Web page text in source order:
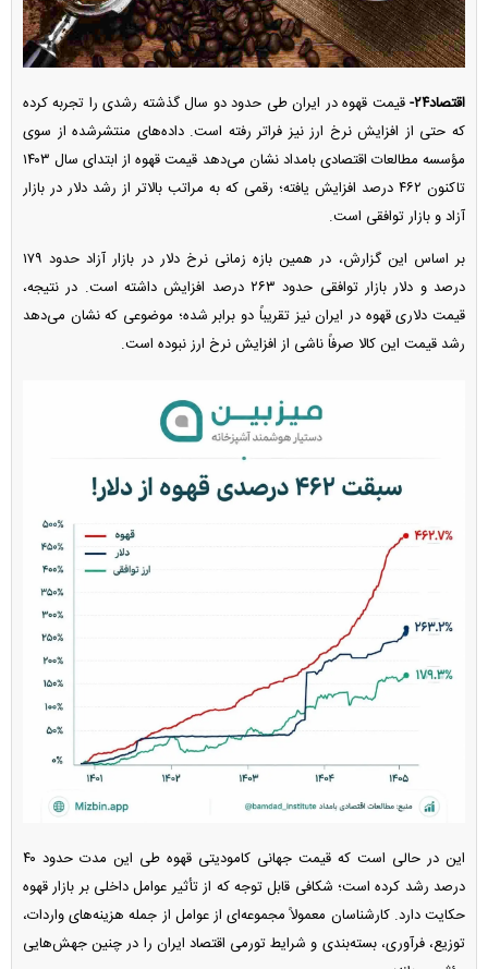
اقتصاد۲۴-
قیمت قهوه در ایران طی حدود دو سال گذشته رشدی را تجربه کرده
که حتی از افزایش نرخ ارز نیز فراتر رفته است. داده‌های منتشرشده از سوی
مؤسسه مطالعات اقتصادی بامداد نشان می‌دهد قیمت قهوه از ابتدای سال ۱۴۰۳
تاکنون ۴۶۲ درصد افزایش یافته؛ رقمی که به مراتب بالاتر از رشد دلار در بازار
آزاد و بازار توافقی است.
بر اساس این گزارش، در همین بازه زمانی نرخ دلار در بازار آزاد حدود ۱۷۹
درصد و دلار بازار توافقی حدود ۲۶۳ درصد افزایش داشته است. در نتیجه،
قیمت دلاری قهوه در ایران نیز تقریباً دو برابر شده؛ موضوعی که نشان می‌دهد
رشد قیمت این کالا صرفاً ناشی از افزایش نرخ ارز نبوده است.
این در حالی است که قیمت جهانی کامودیتی قهوه طی این مدت حدود ۴۰
درصد رشد کرده است؛ شکافی قابل توجه که از تأثیر عوامل داخلی بر بازار قهوه
حکایت دارد. کارشناسان معمولاً مجموعه‌ای از عوامل از جمله هزینه‌های واردات،
توزیع، فرآوری، بسته‌بندی و شرایط تورمی اقتصاد ایران را در چنین جهش‌هایی